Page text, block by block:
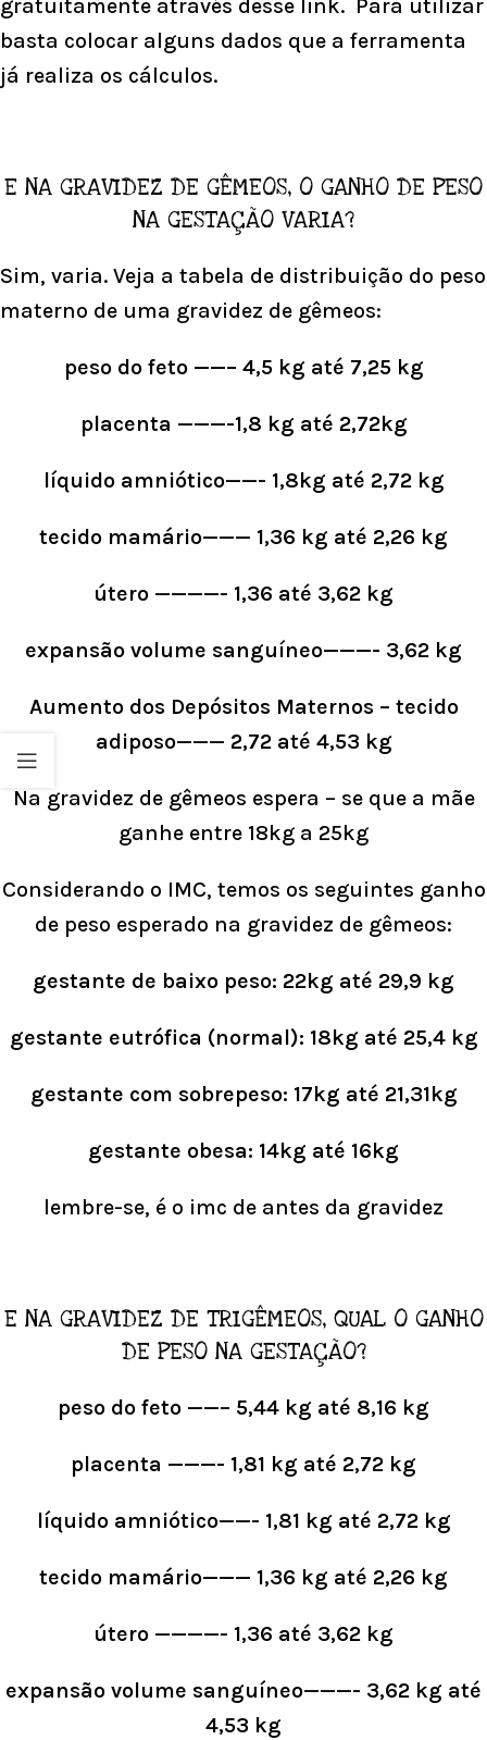
gratuitamente através desse link. Para utilizar
basta colocar alguns dados que a ferramenta
já realiza os cálculos.
E NA GRAVIDEZ DE GÊMEOS, O GANHO DE PESO
NA GESTAÇÃO VARIA?
Sim, varia. Veja a tabela de distribuição do peso
materno de uma gravidez de gêmeos:
peso do feto ——– 4,5 kg até 7,25 kg
placenta ———-1,8 kg até 2,72kg
líquido amniótico——- 1,8kg até 2,72 kg
tecido mamário——— 1,36 kg até 2,26 kg
útero ————- 1,36 até 3,62 kg
expansão volume sanguíneo———- 3,62 kg
Aumento dos Depósitos Maternos – tecido
adiposo——— 2,72 até 4,53 kg
Na gravidez de gêmeos espera – se que a mãe
ganhe entre 18kg a 25kg
Considerando o IMC, temos os seguintes ganho
de peso esperado na gravidez de gêmeos:
gestante de baixo peso: 22kg até 29,9 kg
gestante eutrófica (normal): 18kg até 25,4 kg
gestante com sobrepeso: 17kg até 21,31kg
gestante obesa: 14kg até 16kg
lembre-se, é o imc de antes da gravidez
E NA GRAVIDEZ DE TRIGÊMEOS, QUAL O GANHO
DE PESO NA GESTAÇÃO?
peso do feto ——– 5,44 kg até 8,16 kg
placenta ———- 1,81 kg até 2,72 kg
líquido amniótico——- 1,81 kg até 2,72 kg
tecido mamário——— 1,36 kg até 2,26 kg
útero ————- 1,36 até 3,62 kg
expansão volume sanguíneo———- 3,62 kg até
4,53 kg